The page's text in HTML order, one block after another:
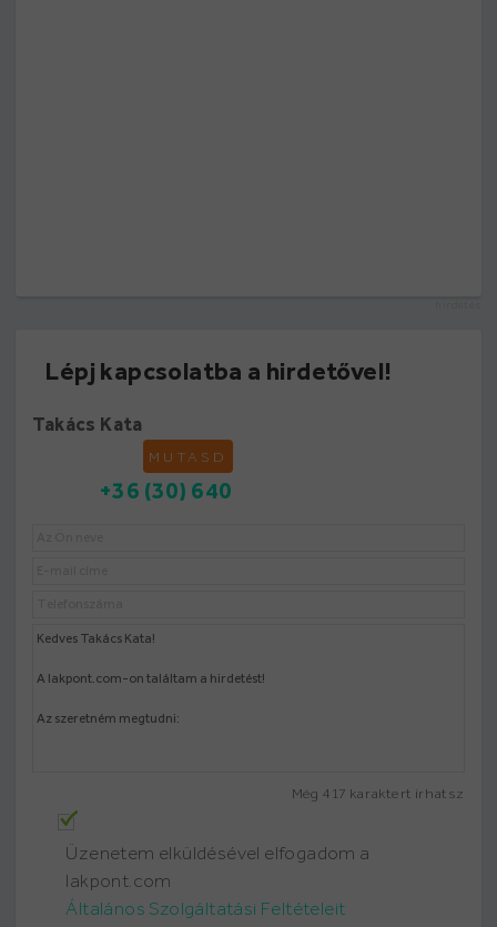
Lépj kapcsolatba a hirdetővel!
Takács Kata
MUTASD
+36 (30) 640
Még 417 karaktert írhatsz
Üzenetem elküldésével elfogadom a
lakpont.com
Általános Szolgáltatási Feltételeit